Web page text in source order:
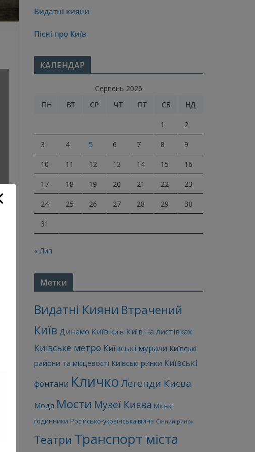
Видатні кияни
Пісні про Київ
КАЛЕНДАР
Серпень 2026
ПН
ВТ СР ЧТ ПТ СБ НД
1 2
3 4 5 6 7 8 9
10 11 12 13 14 15 16
17 18 19 20 21 22 23
24 25 26 27 28 29 30
31
« Лип
Метки
Видатні Кияни Втрачений
Київ Динамо Київ Київ Київ на листівках
Київське метро Київські мурали Київські
райони та місцевості Київські ринки Київські
фонтани Кличко Легенди Києва
Мода Мости Музеї Києва Міські
годинники Російсько-українська війна Сінний ринок
Театри Транспорт міста